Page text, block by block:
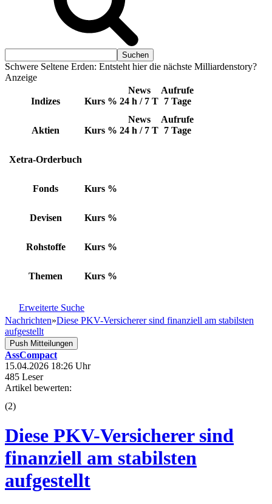
Schwere Seltene Erden: Entsteht hier die nächste Milliardenstory?
Anzeige
Indizes Kurs %
News
24 h / 7 T
Aufrufe
7 Tage
Aktien Kurs %
News
24 h / 7 T
Aufrufe
7 Tage
Xetra-Orderbuch
Fonds Kurs %
Devisen Kurs %
Rohstoffe Kurs %
Themen Kurs %
Erweiterte Suche
Nachrichten»Diese PKV-Versicherer sind finanziell am stabilsten
aufgestellt
Push Mitteilungen
AssCompact
15.04.2026 18:26 Uhr
485 Leser
Artikel bewerten:
(2)
Diese PKV-Versicherer sind
finanziell am stabilsten
aufgestellt